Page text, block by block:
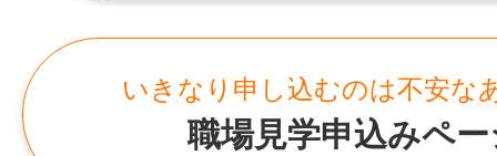
いきなり申し込むのは不安な
職場見学申込みペ